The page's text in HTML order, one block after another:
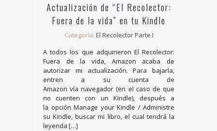
Actualización de “El Recolector:
Fuera de la vida” en tu Kindle
Categoría: El Recolector Parte I
A todos los que adquirieron El Recolector:
Fuera de la vida, Amazon acaba de
autorizar mi actualización. Para bajarla,
entren a su cuenta de
Amazon vía navegador (en el caso de que
no cuenten con un Kindle), después a
la opción Manage your Kindle / Administre
su Kindle, buscar mi libro, el cual tendrá la
leyenda […]